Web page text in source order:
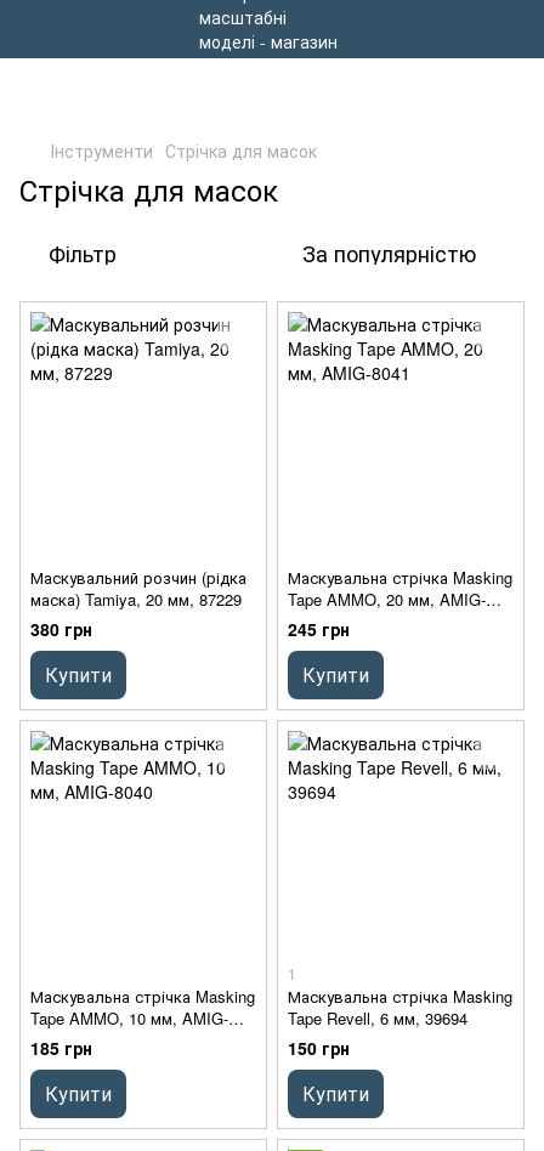
Інструменти Стрічка для масок
Стрічка для масок
Фільтр За популярністю
Маскувальний розчин (рідка
маска) Tamiya, 20 мм, 87229
380 грн
Купити
Маскувальна стрічка Masking
Tape AMMO, 20 мм, AMIG-
8041
245 грн
Купити
Маскувальна стрічка Masking
Tape AMMO, 10 мм, AMIG-
8040
185 грн
Купити
1
Маскувальна стрічка Masking
Tape Revell, 6 мм, 39694
150 грн
Купити